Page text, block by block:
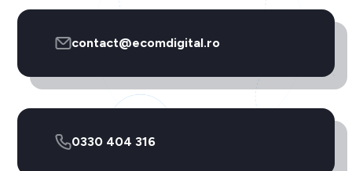
contact@ecomdigital.ro
0330 404 316